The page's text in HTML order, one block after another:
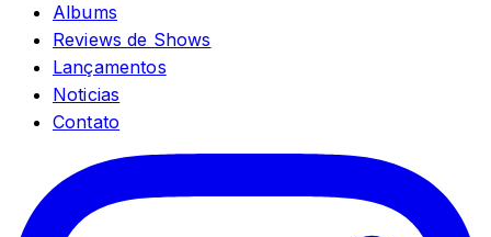
Albums
Reviews de Shows
Lançamentos
Noticias
Contato